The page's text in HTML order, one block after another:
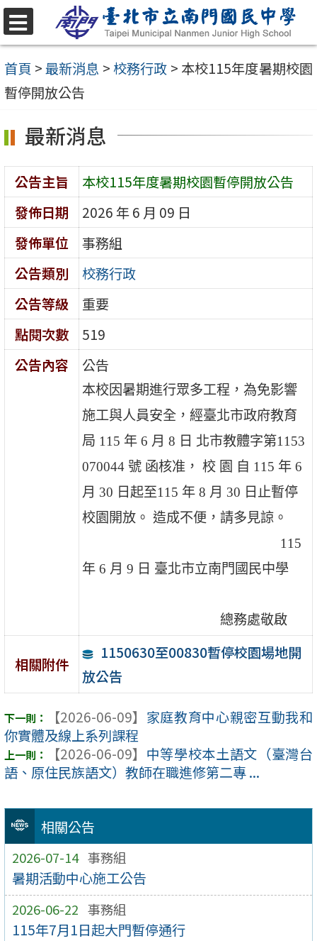
跳
至
主
要
容
選
單
首頁 >最新消息 >校務行政 > 本校115年度暑期校園
暫停開放公告
相關公告
2026-07-14 事務組
暑期活動中心施工公告
2026-06-22 事務組
115年7月1日起大門暫停通行
最新消息
公告主旨
本校115年度暑期校園暫停開放公告
發佈日期
2026 年 6 月 09 日
發佈單位
事務組
公告類別
校務行政
公告等級
重要
點閱次數
519
公告內容
公告
本校因暑期進行眾多工程，為免影響
施工與人員安全，經臺北市政府教育
局 115 年 6 月 8 日 北市教體字第1153
070044 號 函核准， 校 園 自 115 年 6
月 30 日起至115 年 8 月 30 日止暫停
校園開放。 造成不便，請多見諒。
115
年 6 月 9 日 臺北市立南門國民中學
總務處敬啟
相關附件
1150630至00830暫停校園場地開
放公告
【2026-06-09】 家庭教育中心親密互動我和
你實體及線上系列課程
【2026-06-09】 中等學校本土語文（臺灣台
語、原住民族語文）教師在職進修第二專 ...